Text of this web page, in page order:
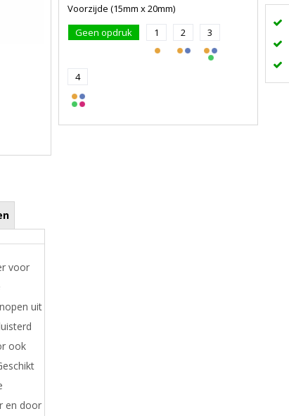
Voorzijde (15mm x 20mm)
Geen opdruk
1 2 3
4
voor
uit
ook
en door